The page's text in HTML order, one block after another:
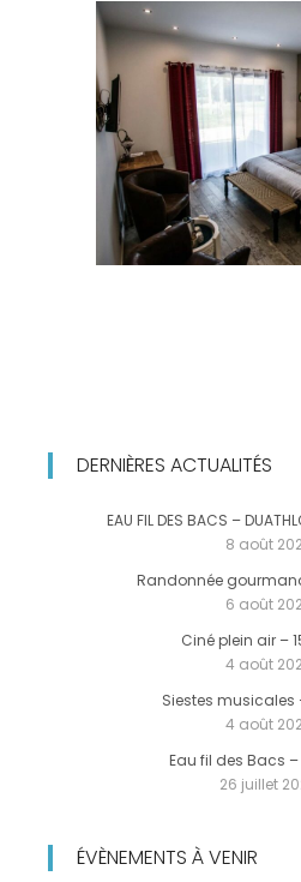
DERNIÈRES ACTUALITÉS
EAU FIL DES BACS –
8 août
Randonnée
6 août
Ciné plein air –
4 août
Siestes musicales
4 août
Eau fil des Bacs
26 juillet
ÉVÈNEMENTS À VENIR